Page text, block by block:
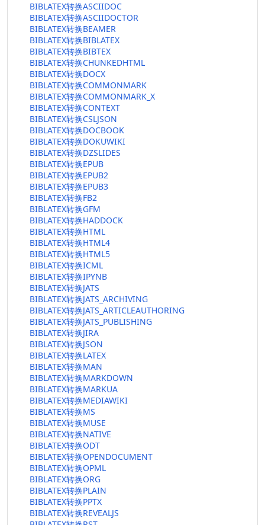
BIBLATEX转换ASCIIDOC
BIBLATEX转换ASCIIDOCTOR
BIBLATEX转换BEAMER
BIBLATEX转换BIBLATEX
BIBLATEX转换BIBTEX
BIBLATEX转换CHUNKEDHTML
BIBLATEX转换DOCX
BIBLATEX转换COMMONMARK
BIBLATEX转换COMMONMARK_X
BIBLATEX转换CONTEXT
BIBLATEX转换CSLJSON
BIBLATEX转换DOCBOOK
BIBLATEX转换DOKUWIKI
BIBLATEX转换DZSLIDES
BIBLATEX转换EPUB
BIBLATEX转换EPUB2
BIBLATEX转换EPUB3
BIBLATEX转换FB2
BIBLATEX转换GFM
BIBLATEX转换HADDOCK
BIBLATEX转换HTML
BIBLATEX转换HTML4
BIBLATEX转换HTML5
BIBLATEX转换ICML
BIBLATEX转换IPYNB
BIBLATEX转换JATS
BIBLATEX转换JATS_ARCHIVING
BIBLATEX转换JATS_ARTICLEAUTHORING
BIBLATEX转换JATS_PUBLISHING
BIBLATEX转换JIRA
BIBLATEX转换JSON
BIBLATEX转换LATEX
BIBLATEX转换MAN
BIBLATEX转换MARKDOWN
BIBLATEX转换MARKUA
BIBLATEX转换MEDIAWIKI
BIBLATEX转换MS
BIBLATEX转换MUSE
BIBLATEX转换NATIVE
BIBLATEX转换ODT
BIBLATEX转换OPENDOCUMENT
BIBLATEX转换OPML
BIBLATEX转换ORG
BIBLATEX转换PLAIN
BIBLATEX转换PPTX
BIBLATEX转换REVEALJS